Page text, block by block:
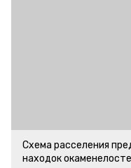
Схема расселения
находок